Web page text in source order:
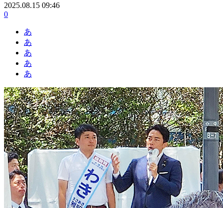
2025.08.15 09:46
0
あ
あ
あ
あ
あ